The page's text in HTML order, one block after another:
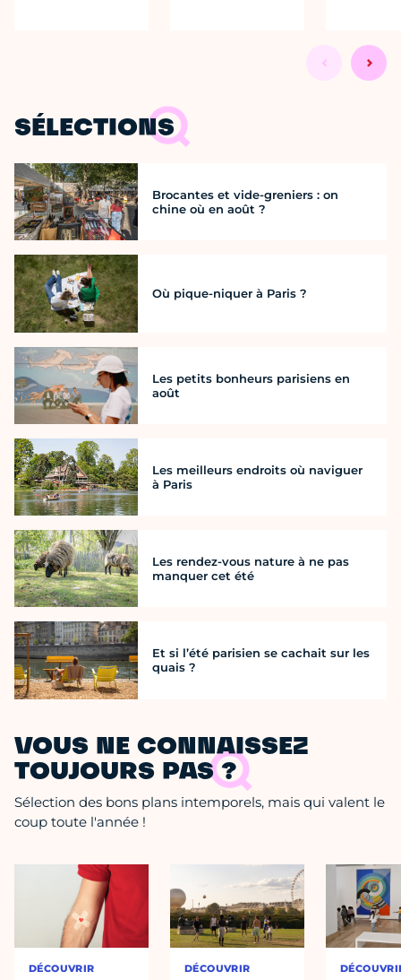
SÉLECTIONS
Brocantes et vide-greniers : on
chine où en août ?
Où pique-niquer à Paris ?
Les petits bonheurs parisiens en
août
Les meilleurs endroits où naviguer
à Paris
Les rendez-vous nature à ne pas
manquer cet été
Et si l’été parisien se cachait sur les
quais ?
VOUS NE CONNAISSEZ
TOUJOURS PAS ?
Sélection des bons plans intemporels, mais qui valent le
coup toute l'année !
DÉCOUVRIR DÉCOUVRIR